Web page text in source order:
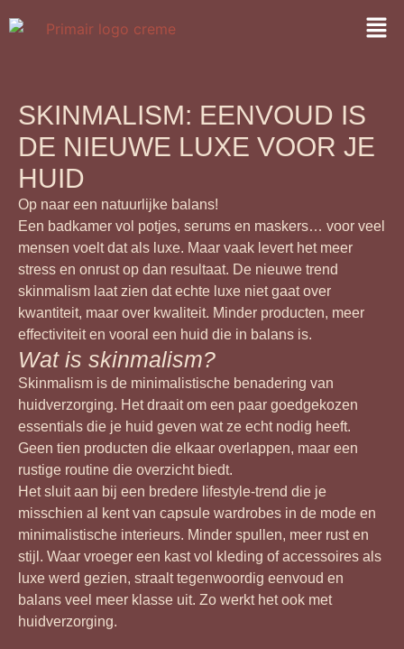
SKINMALISM: EENVOUD IS
DE NIEUWE LUXE VOOR JE
HUID
Op naar een natuurlijke balans!
Een badkamer vol potjes, serums en maskers… voor veel
mensen voelt dat als luxe. Maar vaak levert het meer
stress en onrust op dan resultaat. De nieuwe trend
skinmalism laat zien dat echte luxe niet gaat over
kwantiteit, maar over kwaliteit. Minder producten, meer
effectiviteit en vooral een huid die in balans is.
Wat is skinmalism?
Skinmalism is de minimalistische benadering van
huidverzorging. Het draait om een paar goedgekozen
essentials die je huid geven wat ze echt nodig heeft.
Geen tien producten die elkaar overlappen, maar een
rustige routine die overzicht biedt.
Het sluit aan bij een bredere lifestyle-trend die je
misschien al kent van capsule wardrobes in de mode en
minimalistische interieurs. Minder spullen, meer rust en
stijl. Waar vroeger een kast vol kleding of accessoires als
luxe werd gezien, straalt tegenwoordig eenvoud en
balans veel meer klasse uit. Zo werkt het ook met
huidverzorging.